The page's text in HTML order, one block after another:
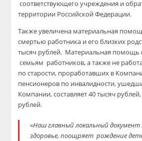
соответствующего учреждения и
территории Российской Федерации.
Такжеувеличена материальная
смертью работника и его близких
тысяч рублей. Материальная помощь
семьям работников, а также не
по старости, проработавших в
пенсионеров по инвалидности,
Компании, составляет 40 тысяч
рублей.
«Наш главный локальный
здоровье, поощряет рождение